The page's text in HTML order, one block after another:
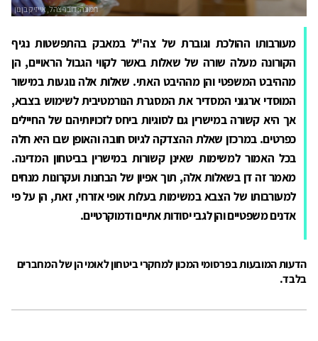
מעורבותו ההולכת וגוברת של צה"ל במאבק בהתפשטות נגיף
הקורונה מעלה שורה של שאלות באשר לקווי הגבול הראויים, הן
מההיבט המשפטי והן מההיבט האתי. שאלות אלה נוגעות במישור
המוסדי ארגוני המסדיר את המסגרת הנורמטיבית לשימוש בצבא,
אך היא קשורה במישרין גם לסוגיות ביחס לזכויותיהם של החיילים
כפרטים. במרכזן שאלת ההצדקה לגיוס חובה והאופן שבו היא חלה
בכל האמור למשימות שאינן קשורות במישרין בביטחון המדינה.
מאמר זה דן בשאלות אלה, תוך אפיון של הבחנות ועקרונות מנחים
למעורבותו של הצבא במשימות בעלות אופי אזרחי, זאת, הן על פי
אדנים משפטיים והן לגבי יסודות אתיים ודמוקרטיים.
הדעות המובעות בפרסומי המכון למחקרי ביטחון לאומי הן של המחברים
בלבד.